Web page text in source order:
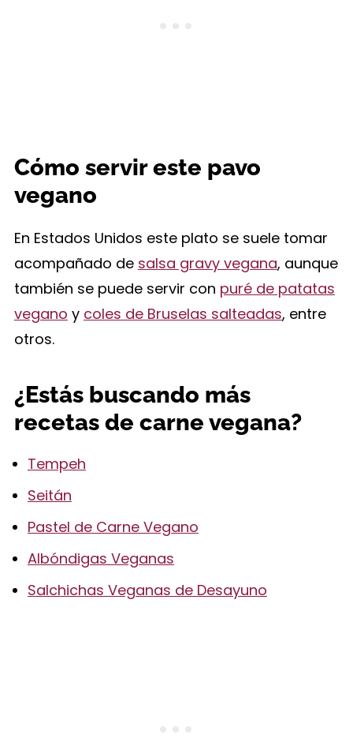
Cómo servir este pavo
vegano
En Estados Unidos este plato se suele tomar
acompañado de salsa gravy vegana, aunque
también se puede servir con puré de patatas
vegano y coles de Bruselas salteadas, entre
otros.
¿Estás buscando más
recetas de carne vegana?
Tempeh
Seitán
Pastel de Carne Vegano
Albóndigas Veganas
Salchichas Veganas de Desayuno